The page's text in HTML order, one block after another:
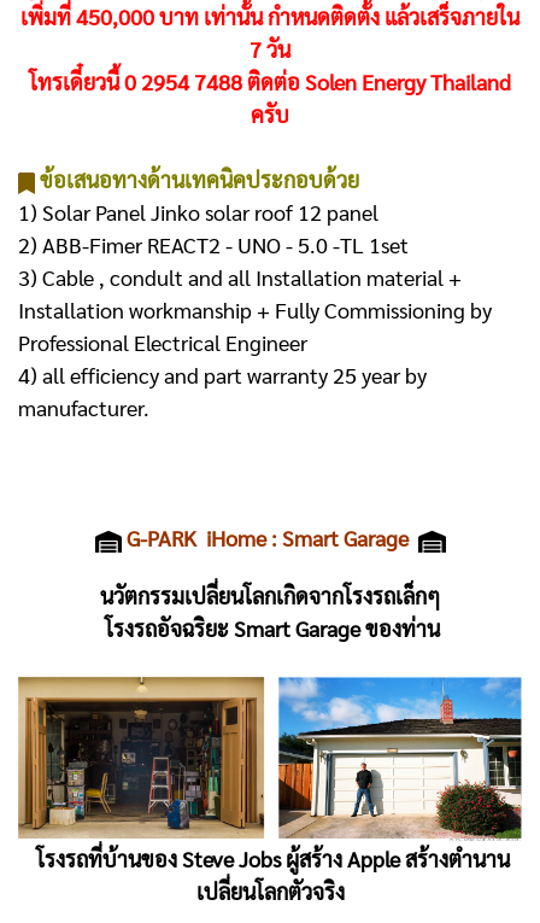
เพิ่มที่ 450,000 บาท เท่านั้น กําหนดติดตั้ง แล้วเสร็จภายใน
7 วัน
โทรเดี๋ยวนี้ 0 2954 7488 ติดต่อ Solen Energy Thailand
ครับ
ข้อเสนอทางด้านเทคนิคประกอบด้วย
1) Solar Panel Jinko solar roof 12 panel
2) ABB-Fimer REACT2 - UNO - 5.0 -TL 1set
3) Cable , condult and all Installation material +
Installation workmanship + Fully Commissioning by
Professional Electrical Engineer
4) all efficiency and part warranty 25 year by
manufacturer.
G-PARK iHome : Smart Garage
นวัตกรรมเปลี่ยนโลกเกิดจากโรงรถเล็กๆ
โรงรถอัจฉริยะ Smart Garage ของท่าน
โรงรถที่บ้านของ Steve Jobs ผู้สร้าง Apple สร้างตำนาน
เปลี่ยนโลกตัวจริง